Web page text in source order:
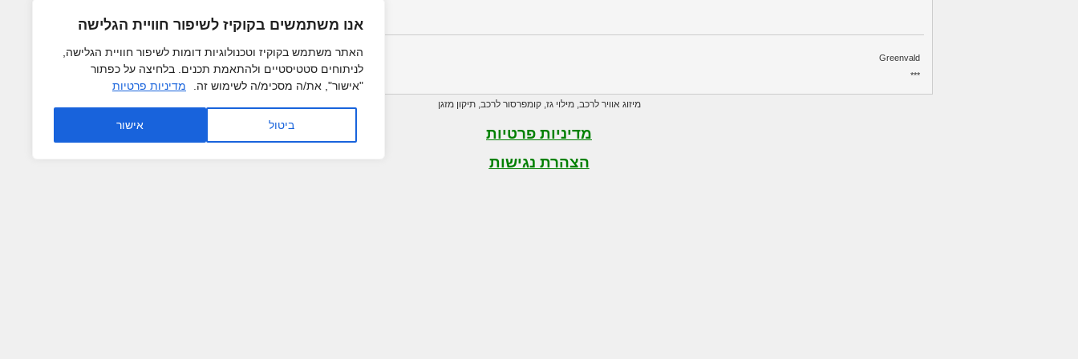
אנו משתמשים בקוקיז לשיפור חוויית הגלישה
האתר משתמש בקוקיז וטכנולוגיות דומות לשיפור חוויית הגלישה,
לניתוחים סטטיסטיים ולהתאמת תכנים. בלחיצה על כפתור
"אישור", את/ה מסכימ/ה לשימוש זה.
מדיניות פרטיות
ביטול אישור
Arras WordPress Theme
A-2-Z נגישות ושיווק באינטרנט
Greenvald
***
מיזוג אוויר לרכב,מילוי גז,קומפרסור לרכב,תיקון מזגן
מדיניות פרטיות
הצהרת נגישות